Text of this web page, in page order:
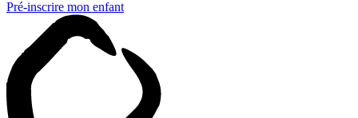
Pré-inscrire mon enfant